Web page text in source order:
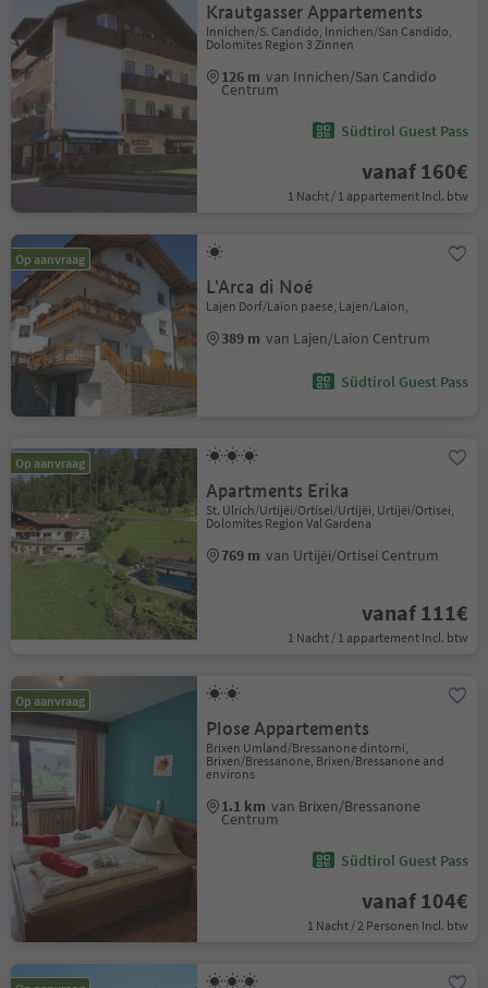
Krautgasser Appartements
Innichen/S. Candido, Innichen/San Candido,
Dolomites Region 3 Zinnen
126 m van Innichen/San Candido
Centrum
Südtirol Guest Pass
vanaf 160€
1 Nacht / 1 appartement Incl. btw
Op aanvraag
L'Arca di Noé
Lajen Dorf/Laion paese, Lajen/Laion,
389 m van Lajen/Laion Centrum
Südtirol Guest Pass
Op aanvraag
Apartments Erika
St. Ulrich/Urtijëi/Ortisei/Urtijëi, Urtijëi/Ortisei,
Dolomites Region Val Gardena
769 m van Urtijëi/Ortisei Centrum
vanaf 111€
1 Nacht / 1 appartement Incl. btw
Op aanvraag
Plose Appartements
Brixen Umland/Bressanone dintorni,
Brixen/Bressanone, Brixen/Bressanone and
environs
1.1 km van Brixen/Bressanone
Centrum
Südtirol Guest Pass
vanaf 104€
1 Nacht / 2 Personen Incl. btw